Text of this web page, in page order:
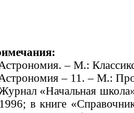
– М.:
– 11. – М.:
«Начальная
в книге